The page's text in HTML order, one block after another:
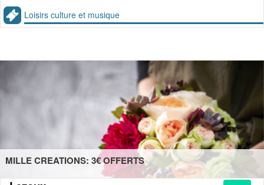
Loisirs culture et musique
MILLE CREATIONS: 3€ OFFERTS